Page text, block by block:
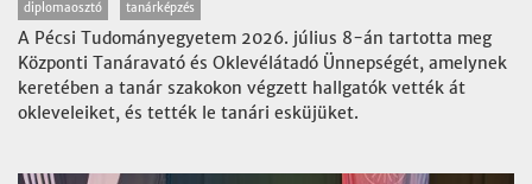
diplomaosztó tanárképzés
A Pécsi Tudományegyetem 2026. július 8-án tartotta meg
Központi Tanáravató és Oklevélátadó Ünnepségét, amelynek
keretében a tanár szakokon végzett hallgatók vették át
okleveleiket, és tették le tanári esküjüket.